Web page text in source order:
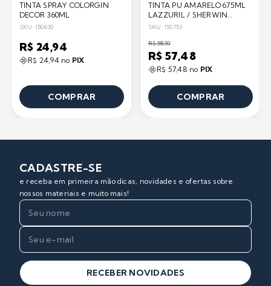
TINTA SPRAY COLORGIN
DECOR 360ML
SKU: 150630
R$ 24,94
R$ 24,94 no PIX
COMPRAR
TINTA PU AMARELO 675ML
LAZZURIL / SHERWIN
WILLIAMS
SKU: 150753
R$ 58,10
R$ 57,48
R$ 57,48 no PIX
COMPRAR
CADASTRE-SE
e receba em primeira mão dicas, novidades e ofertas sobre
nossos materiais e muito mais!
RECEBER NOVIDADES